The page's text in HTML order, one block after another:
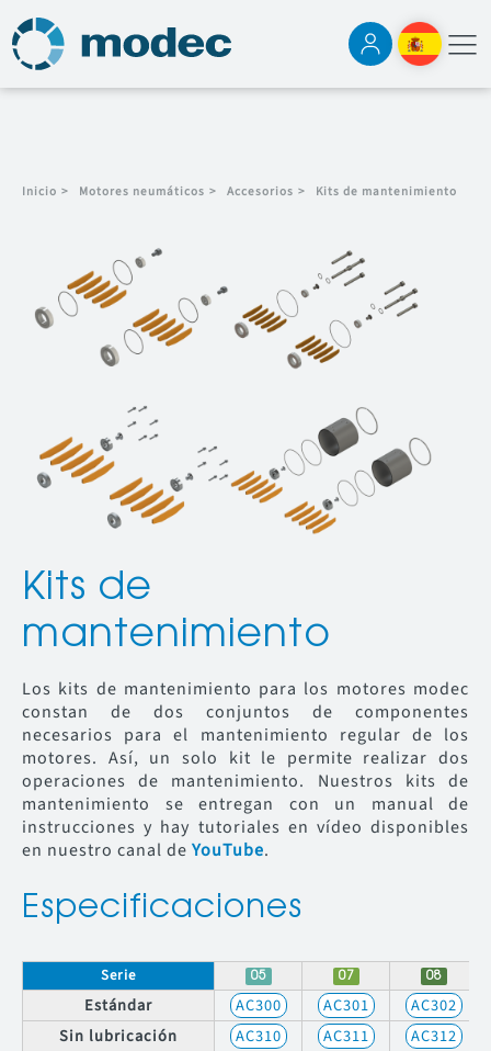
Inicio > Motores neumáticos > Accesorios > Kits de mantenimiento
Kits de
mantenimiento
Los kits de mantenimiento para los motores modec
constan de dos conjuntos de componentes
necesarios para el mantenimiento regular de los
motores. Así, un solo kit le permite realizar dos
operaciones de mantenimiento. Nuestros kits de
mantenimiento se entregan con un manual de
instrucciones y hay tutoriales en vídeo disponibles
en nuestro canal de YouTube.
Especificaciones
Serie 05 07 08
Estándar AC300 AC301
AC302
Sin lubricación
AC310 AC311
AC312